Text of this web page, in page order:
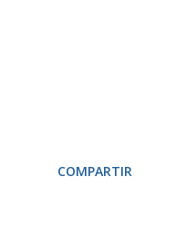
COMPARTIR